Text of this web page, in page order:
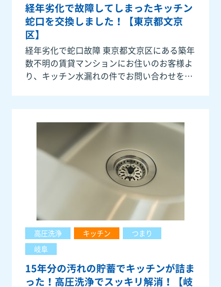
経年劣化で故障してしまったキッチン
蛇口を交換しました！【東京都文京
区】
経年劣化で蛇口故障 東京都文京区にある築年
数不明の賃貸マンションにお住いのお客様よ
り、キッチン水漏れの件でお問い合わせを承
高圧洗浄 キッチン
つまり
岐阜
15年分の汚れの貯蓄でキッチンが詰ま
った！高圧洗浄でスッキリ解消！【岐